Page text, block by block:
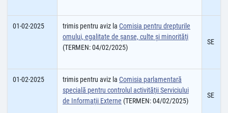
01-02-2025 trimis pentru aviz la Comisia pentru drepturile
omului, egalitate de şanse, culte şi minorităţi
(TERMEN: 04/02/2025)
SE
01-02-2025 trimis pentru aviz la Comisia parlamentară
specială pentru controlul activităţii Serviciului
de Informaţii Externe (TERMEN: 04/02/2025)
SE